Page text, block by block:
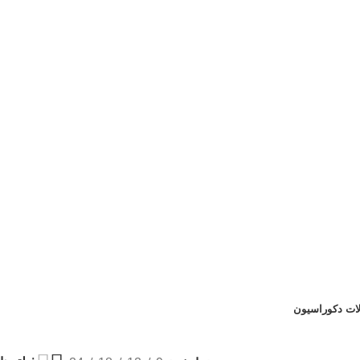
دکوراسیون